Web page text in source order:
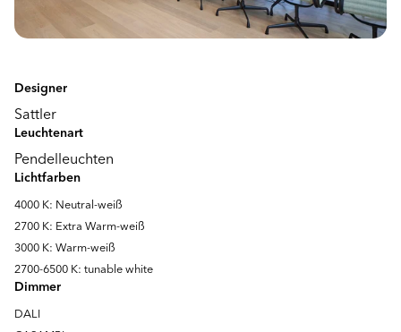
Designer
Sattler
Leuchtenart
Pendelleuchten
Lichtfarben
4000 K: Neutral-weiß
2700 K: Extra Warm-weiß
3000 K: Warm-weiß
2700-6500 K: tunable white
Dimmer
DALI